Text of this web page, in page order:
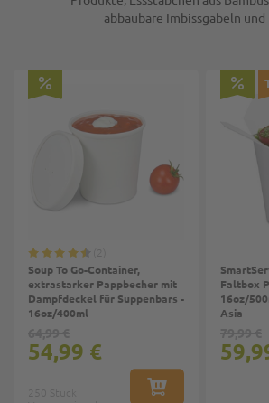
abbaubare Imbissgabeln und
Soup To Go-Container,
extrastarker Pappbecher mit
Dampfdeckel für Suppenbars -
16oz/400ml
IN DEN WARENKORB
54,99 €
Faltbox
16oz/
Asia